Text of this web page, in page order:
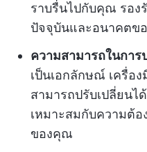
ราบรื่นไปกับคุณ รอง
ปัจจุบันและอนาคตข
ความสามารถในการ
เป็นเอกลักษณ์ เครื่อ
สามารถปรับเปลี่ยน
เหมาะสมกับความต้อ
ของคุณ